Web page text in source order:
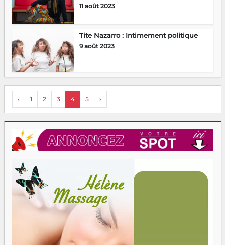
11 août 2023
Tite Nazarro : Intimement politique
9 août 2023
‹ 1 2 3 4 5 ›